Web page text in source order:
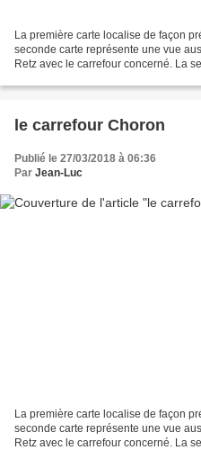
La première carte localise de façon
seconde carte représente une vue
Retz avec le carrefour concerné. La
le carrefour Choron
Publié le 27/03/2018 à 06:36
Par Jean-Luc
La première carte localise de façon
seconde carte représente une vue
Retz avec le carrefour concerné. La